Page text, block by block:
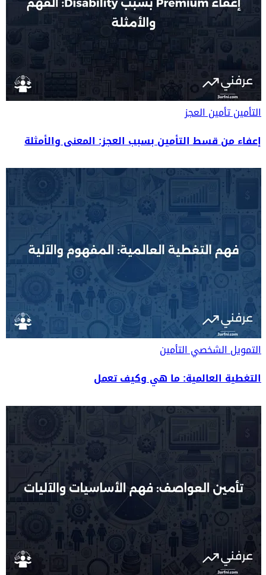
التأمينتأمين العجز
إعفاء من قسط التأمين بسبب العجز: المعنى والأمثلة
التمويل الشخصيالتأمين
التغطية العالمية: ما هي وكيف تعمل